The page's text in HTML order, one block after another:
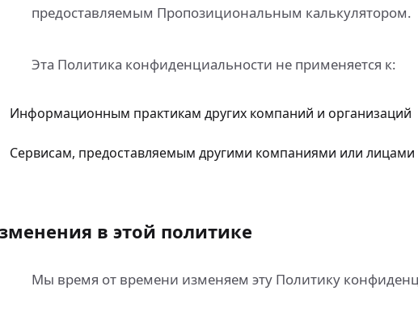
предоставляемым Пропозициональным калькулятором.
Эта Политика конфиденциальности не применяется к:
Информационным практикам других компаний и организаций
Сервисам, предоставляемым другими компаниями или лицами
в этой политике
Мы время от времени изменяем эту Политику